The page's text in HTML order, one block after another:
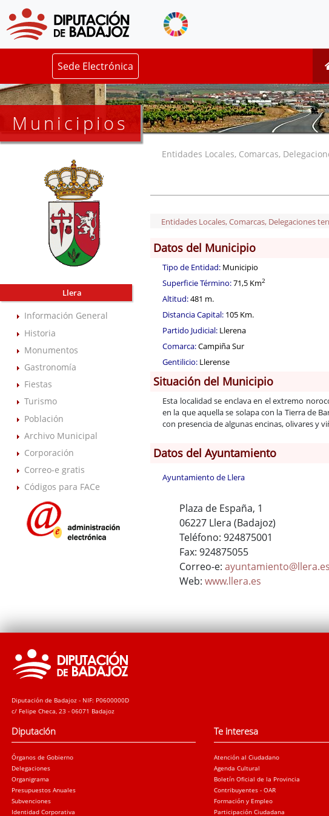
Sede Electrónica
Municipios
Llera
Información General
Historia
Monumentos
Gastronomía
Fiestas
Turismo
Población
Archivo Municipal
Corporación
Correo-e gratis
Códigos para FACe
Entidades Locales, Comarcas,
Entidades Locales, Comarcas, Delegaciones
Datos del Municipio
Tipo de Entidad: Municipio
Superficie Término:71,5 Km2
Altitud:481 m.
Distancia Capital: 105 Km.
Partido Judicial: Llerena
Comarca:Campiña Sur
Gentilicio: Llerense
Situación del Municipio
Esta localidad se enclava en el extremo
en la que aquella se solapa con la Tierra de
con presencia de algunas encinas, olivares y
Datos del Ayuntamiento
Ayuntamiento de Llera
Plaza de España, 1
06227 Llera (Badajoz)
Teléfono: 924875001
Fax: 924875055
Correo-e:ayuntamiento@llera.es
Web:www.llera.es
Diputación de Badajoz - NIF: P0600000D
c/ Felipe Checa, 23 - 06071 Badajoz
Diputación
Órganos de Gobierno
Delegaciones
Organigrama
Presupuestos Anuales
Subvenciones
Identidad Corporativa
Te interesa
Atención al Ciudadano
Agenda Cultural
Boletín Oficial de la Provincia
Contribuyentes - OAR
Formación y Empleo
Participación Ciudadana